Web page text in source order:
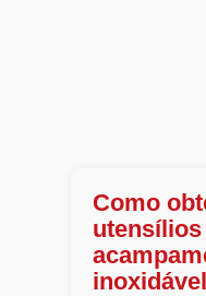
Como
utensílios